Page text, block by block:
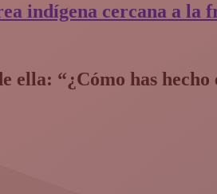
indígena cercana a la
ella: “¿Cómo has hecho